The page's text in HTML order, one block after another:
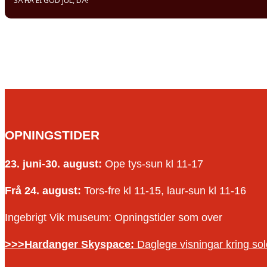
OPNINGSTIDER
23. juni-30. august: Ope tys-sun kl 11-17
Frå 24. august: Tors-fre kl 11-15, laur-sun kl 11-16
Ingebrigt Vik museum: Opningstider som over
>>>Hardanger Skyspace: Daglege visningar kring